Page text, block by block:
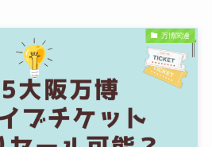
万博関連